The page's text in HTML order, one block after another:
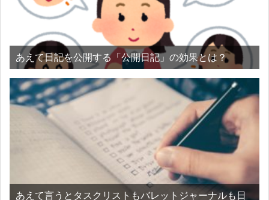
あえて日記を公開する「公開日記」の効果とは？
あえて言うとタスクリストもバレットジャーナルも日